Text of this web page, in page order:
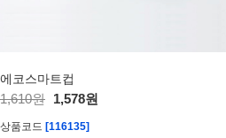
에코스마트컵
1,610원 1,578원
상품코드 [116135]